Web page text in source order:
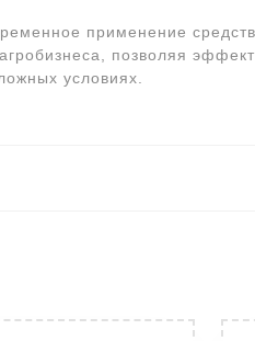
применение
позволяя
условиях.